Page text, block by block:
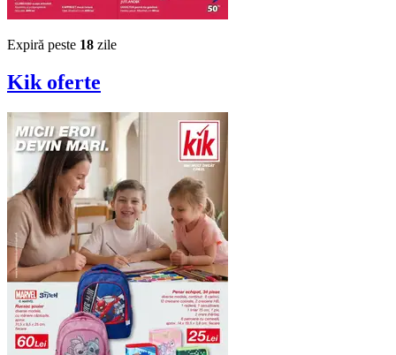
Expiră peste 18 zile
Kik oferte